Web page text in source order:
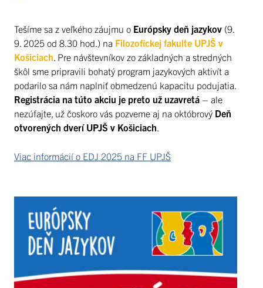
Tešíme sa z veľkého záujmu o Európsky deň jazykov (9.
9. 2025 od 8.30 hod.) na Filozofickej fakulte UPJŠ v
Košiciach . Pre návštevníkov zo základných a stredných
škôl sme pripravili bohatý program jazykových aktivít a
podarilo sa nám naplniť obmedzenú kapacitu podujatia.
Registrácia na túto akciu je preto už uzavretá – ale
nezúfajte, už čoskoro vás pozveme aj na októbrový Deň
otvorených dverí UPJŠ v Košiciach
Viac informácií o EDJ 2025 na FF UPJŠ